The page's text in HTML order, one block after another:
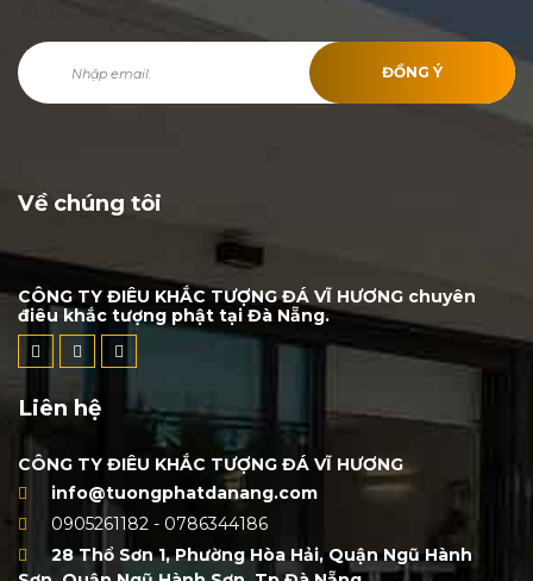
ĐỒNG Ý
Về chúng tôi
CÔNG TY ĐIÊU KHẮC TƯỢNG ĐÁ VĨ HƯƠNG chuyên
điêu khắc tượng phật tại Đà Nẵng.
Liên hệ
CÔNG TY ĐIÊU KHẮC TƯỢNG ĐÁ VĨ HƯƠNG
info@tuongphatdanang.com
0905261182 - 0786344186
28 Thổ Sơn 1, Phường Hòa Hải, Quận Ngũ Hành